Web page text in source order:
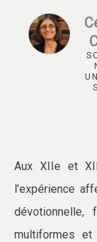
Aux XIIe et
l’expérience
dévotionnelle,
multiformes et